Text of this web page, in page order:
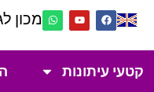
מכון
קטעי עיתונות